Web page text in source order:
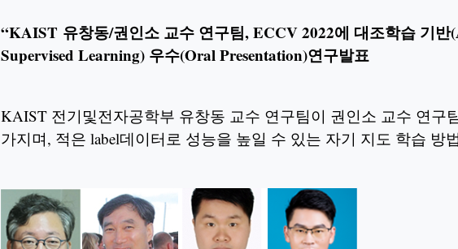
“KAIST 유창동/권인소 교수 연구팀, ECCV 2022에 대조학습 기
Supervised Learning) 우수(Oral Presentation)연구발표
KAIST 전기및전자공학부 유창동 교수 연구팀이 권인소 교수 연
가지며, 적은 label데이터로 성능을 높일 수 있는 자기 지도 학습 방